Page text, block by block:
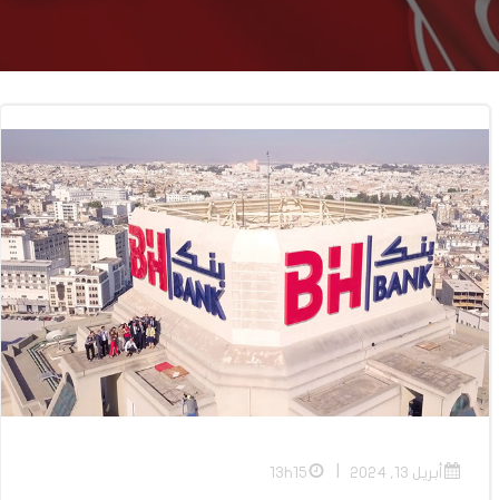
أبريل 13, 2024 13h15